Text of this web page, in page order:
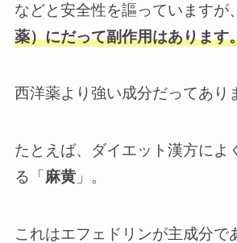
などと安全性を謳っていますが、
薬）にだって副作用はあります
西洋薬より強い成分だってあり
たとえば、ダイエット漢方によ
る「 麻黄」。
これはエフェドリンが主成分で